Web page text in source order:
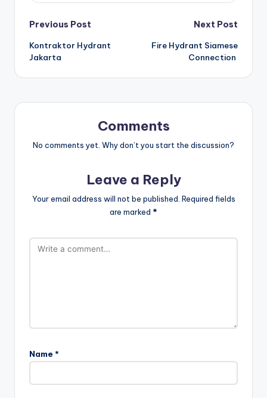
Post
navigation
Previous Post
Kontraktor Hydrant
Jakarta
Next Post
Fire Hydrant Siamese
Connection
Comments
No comments yet. Why don’t you start the discussion?
Leave a Reply
Your email address will not be published. Required fields
are marked *
Name *